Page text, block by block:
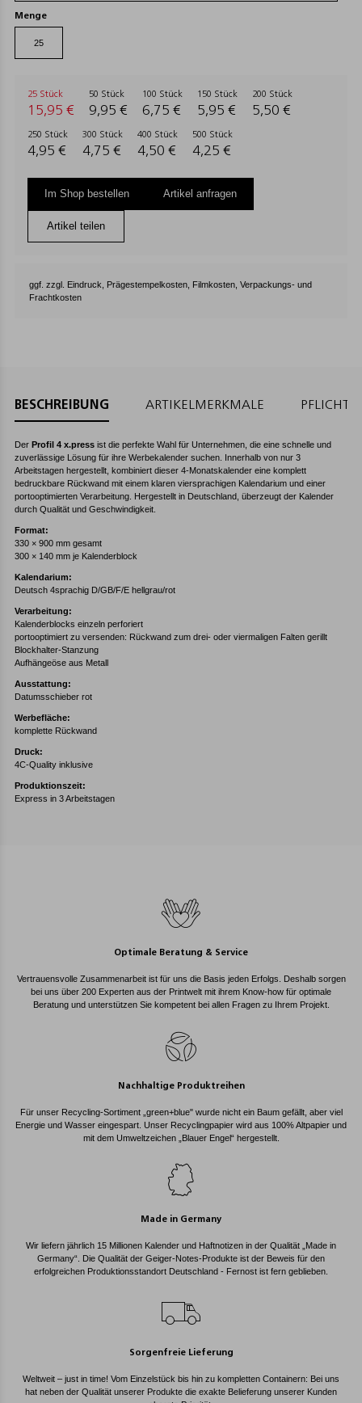
Menge
25 Stück
15,95 €
50 Stück
9,95 €
100 Stück
6,75 €
150 Stück
5,95 €
200 Stück
5,50 €
250 Stück
4,95 €
300 Stück
4,75 €
400 Stück
4,50 €
500 Stück
4,25 €
Im Shop bestellen Artikel anfragen
Artikel teilen
ggf. zzgl. Eindruck, Prägestempelkosten, Filmkosten, Verpackungs- und
Frachtkosten
BESCHREIBUNG ARTIKELMERKMALE
Der Profil 4 x.press ist die perfekte Wahl für Unternehmen, die eine schnelle und
zuverlässige Lösung für ihre Werbekalender suchen. Innerhalb von nur 3
Arbeitstagen hergestellt, kombiniert dieser 4-Monatskalender eine komplett
bedruckbare Rückwand mit einem klaren viersprachigen Kalendarium und einer
portooptimierten Verarbeitung. Hergestellt in Deutschland, überzeugt der Kalender
durch Qualität und Geschwindigkeit.
Format:
330 × 900 mm gesamt
300 × 140 mm je Kalenderblock
Kalendarium:
Deutsch 4sprachig D/GB/F/E hellgrau/rot
Verarbeitung:
Kalenderblocks einzeln perforiert
portooptimiert zu versenden: Rückwand zum drei- oder viermaligen Falten gerillt
Blockhalter-Stanzung
Aufhängeöse aus Metall
Ausstattung:
Datumsschieber rot
Werbefläche:
komplette Rückwand
Druck:
4C-Quality inklusive
Produktionszeit:
Express in 3 Arbeitstagen
Optimale Beratung & Service
Vertrauensvolle Zusammenarbeit ist für uns die Basis jeden Erfolgs. Deshalb sorgen
bei uns über 200 Experten aus der Printwelt mit ihrem Know-how für optimale
Beratung und unterstützen Sie kompetent bei allen Fragen zu Ihrem Projekt.
Nachhaltige Produktreihen
Für unser Recycling-Sortiment „green+blue" wurde nicht ein Baum gefällt, aber viel
Energie und Wasser eingespart. Unser Recyclingpapier wird aus 100% Altpapier und
mit dem Umweltzeichen „Blauer Engel“ hergestellt.
Made in Germany
Wir liefern jährlich 15 Millionen Kalender und Haftnotizen in der Qualität „Made in
Germany“. Die Qualität der Geiger-Notes-Produkte ist der Beweis für den
erfolgreichen Produktionsstandort Deutschland - Fernost ist fern geblieben.
Sorgenfreie Lieferung
Weltweit – just in time! Vom Einzelstück bis hin zu kompletten Containern: Bei uns
hat neben der Qualität unserer Produkte die exakte Belieferung unserer Kunden